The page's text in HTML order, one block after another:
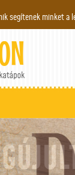
segítenek minket